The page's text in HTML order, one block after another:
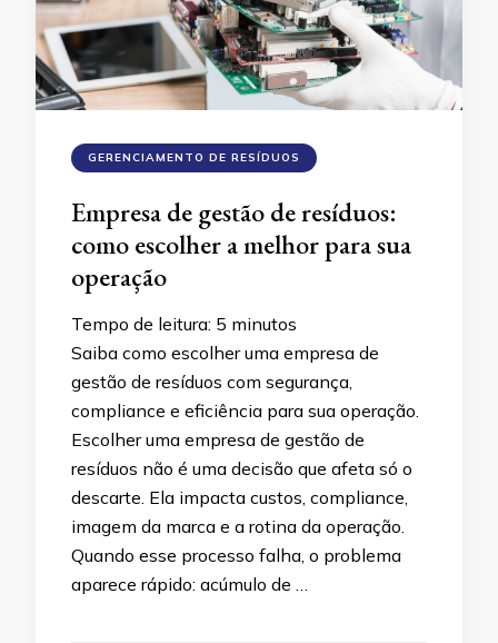
GERENCIAMENTO DE RESÍDUOS
Empresa de gestão de resíduos:
como escolher a melhor para sua
operação
Tempo de leitura: 5 minutos
Saiba como escolher uma empresa de
gestão de resíduos com segurança,
compliance e eficiência para sua operação.
Escolher uma empresa de gestão de
resíduos não é uma decisão que afeta só o
descarte. Ela impacta custos, compliance,
imagem da marca e a rotina da operação.
Quando esse processo falha, o problema
aparece rápido: acúmulo de …